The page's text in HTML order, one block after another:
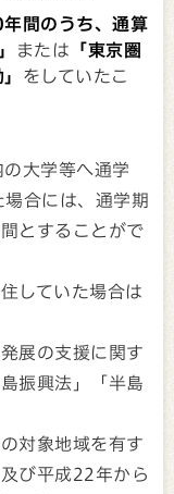
間のうち、通算
または 「東京圏
をしていたこ
大学等へ通学
合には、通学期
とすることがで
していた場合は
展の支援に関す
振興法」「半島
対象地域を有す
び平成22年から